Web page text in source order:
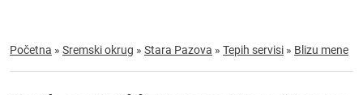
Početna » Sremski okrug » Stara Pazova » Tepih servisi » Blizu mene